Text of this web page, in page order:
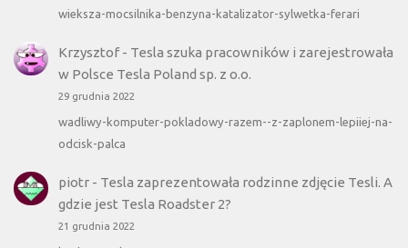
wieksza-mocsilnika-benzyna-katalizator-sylwetka-ferari
Krzysztof- Tesla szuka pracowników i zarejestrowała
w Polsce Tesla Poland sp. z o.o.
29 grudnia 2022
wadliwy-komputer-pokladowy-razem--z-zaplonem-lepiiej-na-
odcisk-palca
piotr- Tesla zaprezentowała rodzinne zdjęcie Tesli. A
gdzie jest Tesla Roadster 2?
21 grudnia 2022